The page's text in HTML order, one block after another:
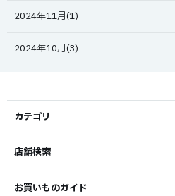
2024年11月(1)
2024年10月(3)
カテゴリ
店舗検索
お買いものガイド